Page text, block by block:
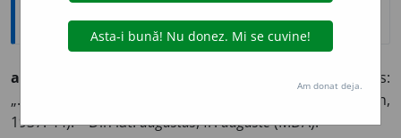
Arhaisme și regionalisme
aug
adj. (liv.) Împărătesc, maiestos:
„…pentru
casa domnitoare austriacă…” (Koman,
1937: 44). – Din lat.augustus, fr.auguste(MDA).
Am donat deja.